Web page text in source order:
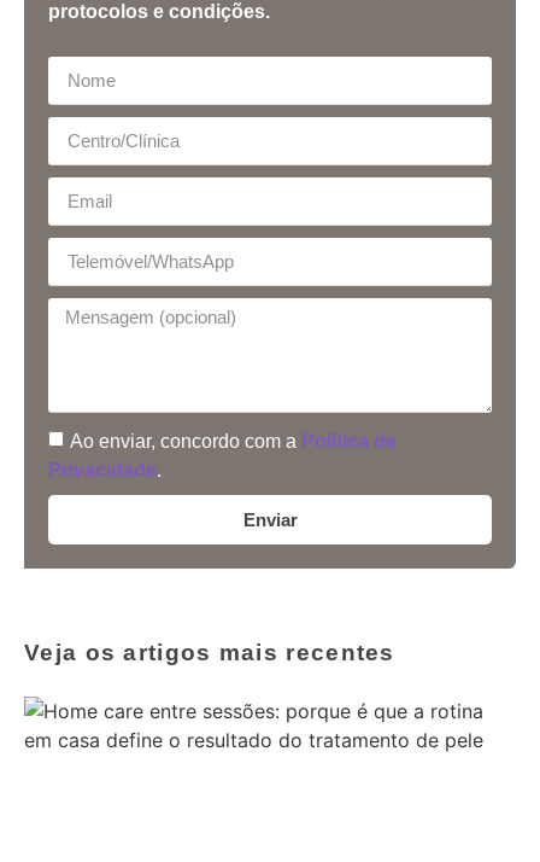
protocolos e condições.
Ao enviar, concordo com a Política de
Privacidade
Enviar
Veja os artigos mais recentes